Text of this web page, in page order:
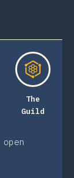
The
Guild